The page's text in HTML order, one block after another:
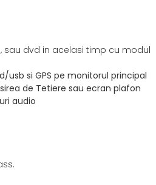
sau dvd in acelasi timp cu modul
usb si GPS pe monitorul principal
de Tetiere sau ecran plafon
audio